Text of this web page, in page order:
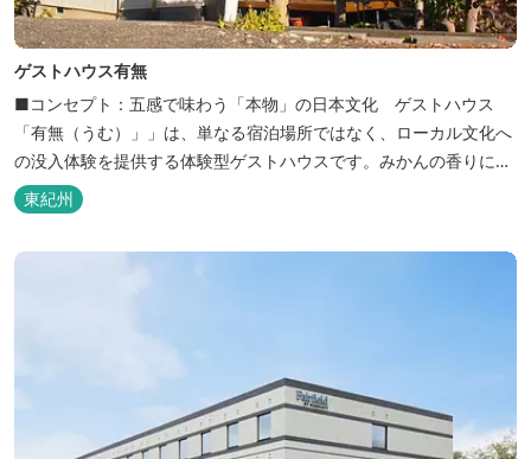
ゲストハウス有無
■コンセプト：五感で味わう「本物」の日本文化 ゲストハウス
「有無（うむ）」」は、単なる宿泊場所ではなく、ローカル文化へ
の没入体験を提供する体験型ゲストハウスです。みかんの香りに包
まれ、歴史ある世界遺産を巡り、日本の原風景に触れる。「本物」
の日本文化を巡る冒険がここから始まります。 「年中みかんのとれ
るまち」にある当館は、ご宿泊のお客様にその時期に採れた旬の
東紀州